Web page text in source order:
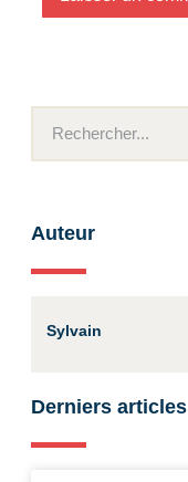
Auteur
Sylvain
Derniers articles